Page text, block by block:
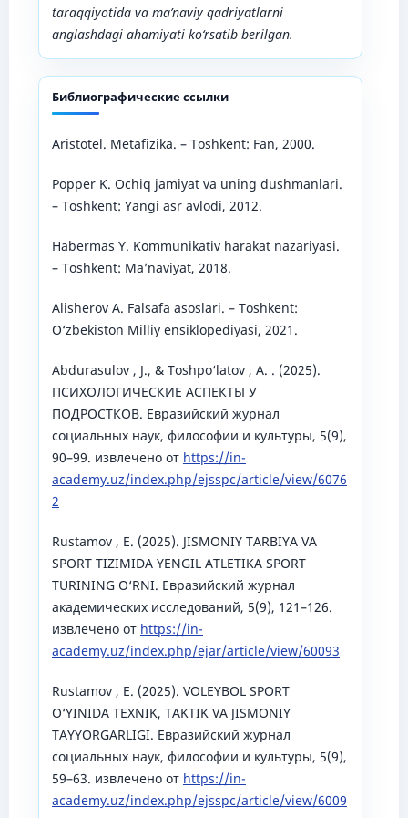
taraqqiyotida va ma’naviy qadriyatlarni
anglashdagi ahamiyati ko‘rsatib berilgan.
Библиографические ссылки
Aristotel. Metafizika. – Toshkent: Fan, 2000.
Popper K. Ochiq jamiyat va uning dushmanlari.
– Toshkent: Yangi asr avlodi, 2012.
Habermas Y. Kommunikativ harakat nazariyasi.
– Toshkent: Ma’naviyat, 2018.
Alisherov A. Falsafa asoslari. – Toshkent:
O‘zbekiston Milliy ensiklopediyasi, 2021.
Abdurasulov , J., & Toshpo‘latov , A. . (2025).
ПСИХОЛОГИЧЕСКИЕ АСПЕКТЫ У
ПОДРОСТКОВ. Евразийский журнал
социальных наук, философии и культуры, 5(9),
90–99. извлечено от https://in-
academy.uz/index.php/ejsspc/article/view/6076
2
Rustamov , E. (2025). JISMONIY TARBIYA VA
SPORT TIZIMIDA YENGIL ATLETIKA SPORT
TURINING O‘RNI. Евразийский журнал
академических исследований, 5(9), 121–126.
извлечено от https://in-
academy.uz/index.php/ejar/article/view/60093
Rustamov , E. (2025). VOLEYBOL SPORT
O‘YINIDA TEXNIK, TAKTIK VA JISMONIY
TAYYORGARLIGI. Евразийский журнал
социальных наук, философии и культуры, 5(9),
59–63. извлечено от https://in-
academy.uz/index.php/ejsspc/article/view/6009